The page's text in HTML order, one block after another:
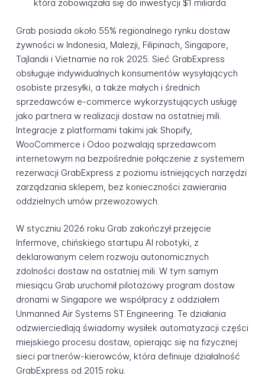
która zobowiązała się do inwestycji $1 miliarda
Grab posiada około 55% regionalnego rynku dostaw
żywności w Indonesia, Malezji, Filipinach, Singapore,
Tajlandii i Vietnamie na rok 2025. Sieć GrabExpress
obsługuje indywidualnych konsumentów wysyłających
osobiste przesyłki, a także małych i średnich
sprzedawców e-commerce wykorzystujących usługę
jako partnera w realizacji dostaw na ostatniej mili.
Integracje z platformami takimi jak Shopify,
WooCommerce i Odoo pozwalają sprzedawcom
internetowym na bezpośrednie połączenie z systemem
rezerwacji GrabExpress z poziomu istniejących narzędzi
zarządzania sklepem, bez konieczności zawierania
oddzielnych umów przewozowych.
W styczniu 2026 roku Grab zakończył przejęcie
Infermove, chińskiego startupu AI robotyki, z
deklarowanym celem rozwoju autonomicznych
zdolności dostaw na ostatniej mili. W tym samym
miesiącu Grab uruchomił pilotażowy program dostaw
dronami w Singapore we współpracy z oddziałem
Unmanned Air Systems ST Engineering. Te działania
odzwierciedlają świadomy wysiłek automatyzacji części
miejskiego procesu dostaw, opierając się na fizycznej
sieci partnerów-kierowców, która definiuje działalność
GrabExpress od 2015 roku.